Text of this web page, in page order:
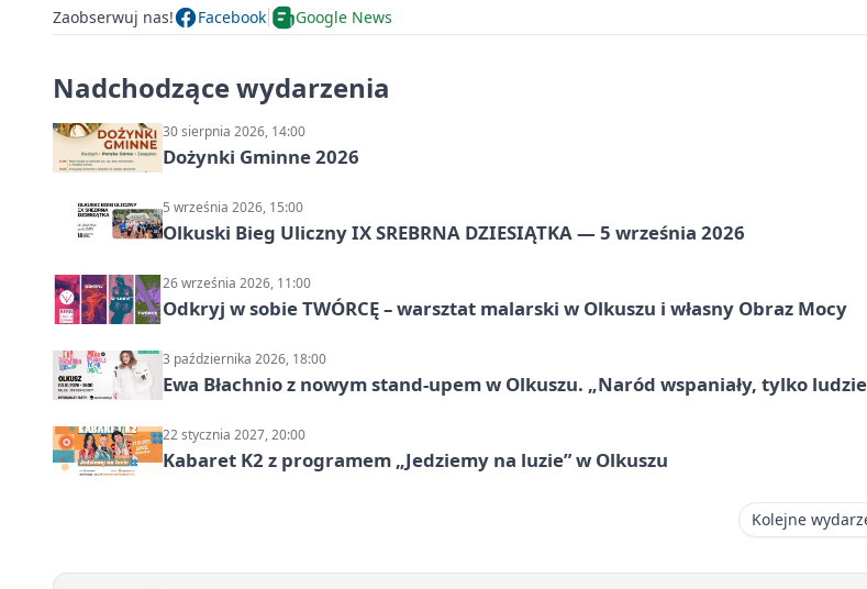
Zaobserwuj nas! Facebook Google News
Nadchodzące wydarzenia
30 sierpnia 2026, 14:00
Dożynki Gminne 2026
5 września 2026, 15:00
Olkuski Bieg Uliczny IX SREBRNA DZIESIĄTKA — 5 września 2026
26 września 2026, 11:00
Odkryj w sobie TWÓRCĘ – warsztat malarski w Olkuszu i własny Obraz Mocy
3 października 2026, 18:00
Ewa Błachnio z nowym stand-upem w Olkuszu. „Naród wspaniały, tylko
22 stycznia 2027, 20:00
Kabaret K2 z programem „Jedziemy na luzie” w Olkuszu
Kolejne